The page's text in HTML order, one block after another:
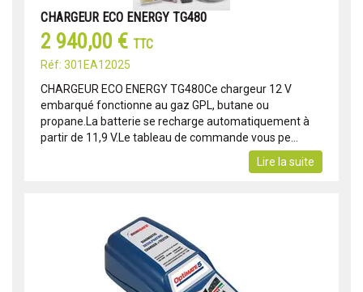
CHARGEUR ECO ENERGY TG480
2 940,00 € TTC
Réf: 301EA12025
CHARGEUR ECO ENERGY TG480Ce chargeur 12 V
embarqué fonctionne au gaz GPL, butane ou
propane.La batterie se recharge automatiquement à
partir de 11,9 V.Le tableau de commande vous pe...
Lire la suite